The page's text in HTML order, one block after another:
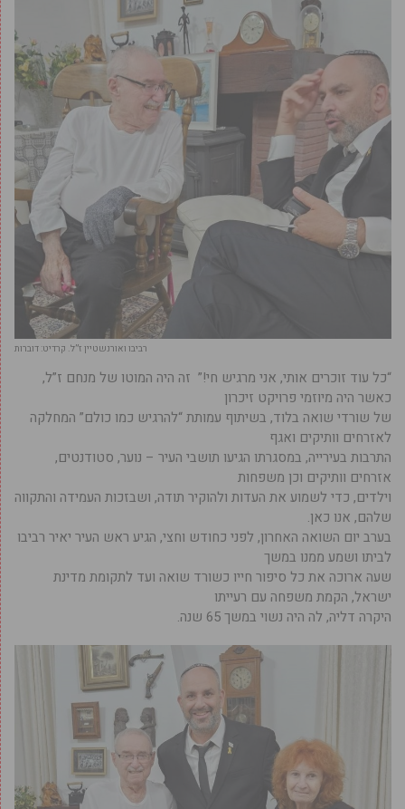
רביבו ואורנשטיין ז”ל. קרדיט: דוברות
“כל עוד זוכרים אותי, אני מרגיש חי!” זה היה המוטו של מנחם ז”ל,
כאשר היה מיוזמי פרויקט זיכרון
של שורדי שואה בלוד, בשיתוף עמותת “להרגיש כמו כולם” המחלקה
לאזרחים וותיקים ואגף
התרבות בעירייה, במסגרתו הגיעו תושבי העיר – נוער, סטודנטים,
אזרחים וותיקים וכן משפחות
וילדים, כדי לשמוע את העדות ולהוקיר תודה, ושבזכות העמידה והתקווה
שלהם, אנו כאן.
בערב יום השואה האחרון, לפני כחודש וחצי, הגיע ראש העיר יאיר רביבו
לביתו ושמע ממנו במשך
שעה ארוכה את כל סיפור חייו כשורד שואה ועד לתקומת מדינת
ישראל, הקמת משפחה עם רעייתו
היקרה דליה, לה היה נשוי במשך 65 שנה.